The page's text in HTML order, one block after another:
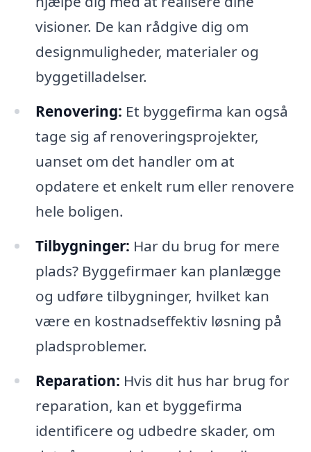
visioner. De kan rådgive dig om
designmuligheder, materialer og
byggetilladelser.
Renovering: Et byggefirma kan også
tage sig af renoveringsprojekter,
uanset om det handler om at
opdatere et enkelt rum eller renovere
hele boligen.
Tilbygninger: Har du brug for mere
plads? Byggefirmaer kan planlægge
og udføre tilbygninger, hvilket kan
være en kostnadseffektiv løsning på
pladsproblemer.
Reparation: Hvis dit hus har brug for
reparation, kan et byggefirma
identificere og udbedre skader, om